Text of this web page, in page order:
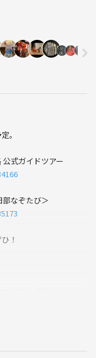
。
式ガイドツアー
なぞたび＞
！